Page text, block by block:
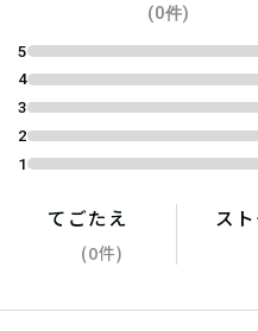
1.キット
宝探しSHOPな
くよ！ 筆記用具
ど必要なものを
(0件)
5
4
3
2
1
てごたえ
(0件)
ス